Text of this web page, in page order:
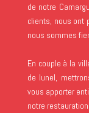
de notre
clients, nous ont
nous sommes
En couple à la
de lunel,
vous apporter
notre